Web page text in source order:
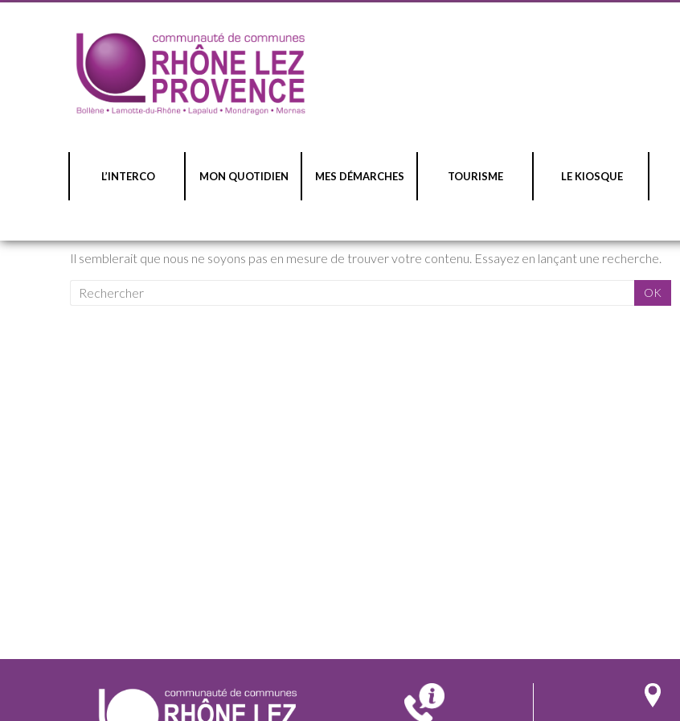
L’INTERCO MON QUOTIDIEN MES DÉMARCHES TOURISME LE KIOSQUE
Il semblerait que nous ne soyons pas en mesure de trouver votre contenu. Essayez en lançant une recherche.